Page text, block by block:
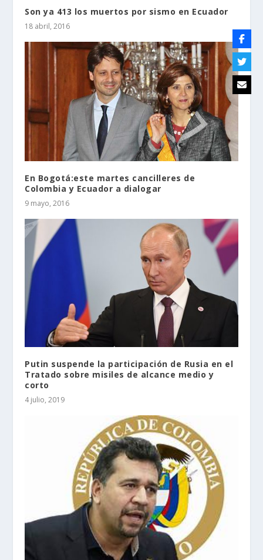
Son ya 413 los muertos por sismo en Ecuador
18 abril, 2016
En Bogotá:este martes cancilleres de
Colombia y Ecuador a dialogar
9 mayo, 2016
Putin suspende la participación de Rusia en el
Tratado sobre misiles de alcance medio y
corto
4 julio, 2019